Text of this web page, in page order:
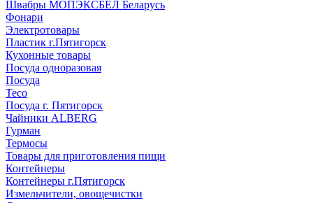
Швабры МОПЭКСБЕЛ Беларусь
Фонари
Электротовары
Пластик г.Пятигорск
Кухонные товары
Посуда одноразовая
Посуда
Teco
Посуда г. Пятигорск
Чайники ALBERG
Гурман
Термосы
Товары для приготовления пищи
Контейнеры
Контейнеры г.Пятигорск
Измельчители, овощечистки